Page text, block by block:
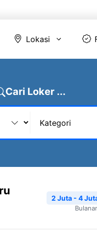
Lokasi
Cari Loker ...
2 Juta - 4